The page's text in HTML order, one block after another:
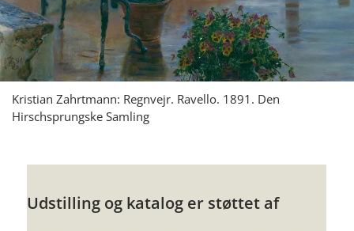
Kristian Zahrtmann: Regnvejr. Ravello. 1891. Den
Hirschsprungske Samling
Udstilling og katalog er støttet af